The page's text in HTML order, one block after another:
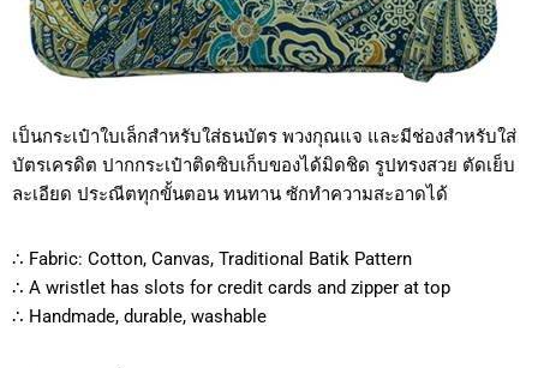
เป็นกระเป๋าใบเล็กสำหรับใส่ธนบัตร พวงกุณแจ และมีช่องสำหรับใส่
บัตรเครดิต ปากกระเป๋าติดซิบเก็บของได้มิดชิด รูปทรงสวย ตัดเย็บ
ละเอียด ประณีตทุกขั้นตอน ทนทาน ซักทำความสะอาดได้
∴ Fabric: Cotton, Canvas, Traditional Batik Pattern
∴ A wristlet has slots for credit cards and zipper at top
∴ Handmade, durable, washable